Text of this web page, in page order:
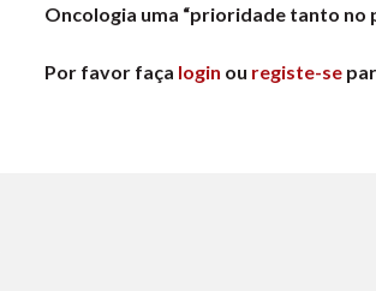
Oncologia uma “prioridade tanto no
Por favor faça login ou registe-se